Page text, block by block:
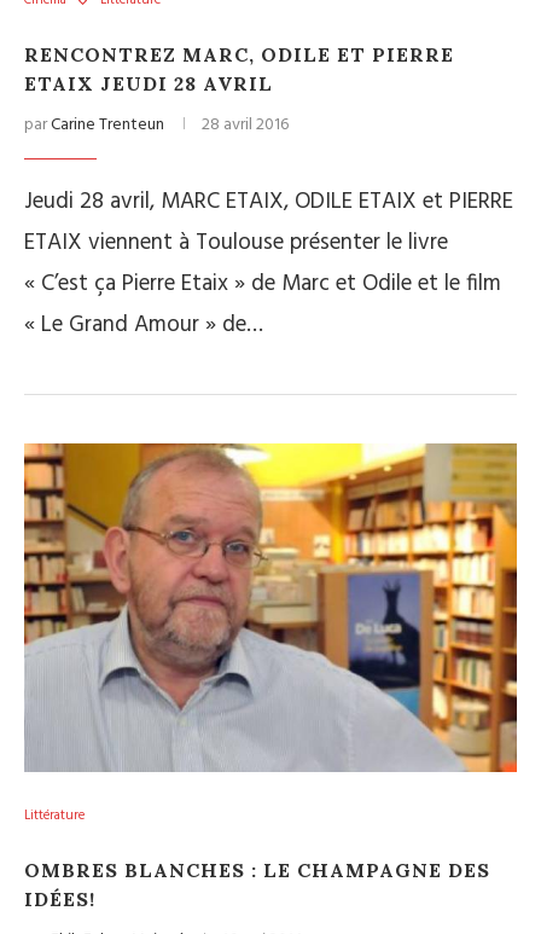
RENCONTREZ MARC, ODILE ET PIERRE
ETAIX JEUDI 28 AVRIL
parCarine Trenteun 28 avril 2016
Jeudi 28 avril, MARC ETAIX, ODILE ETAIX et PIERRE
ETAIX viennent à Toulouse présenter le livre
« C’est ça Pierre Etaix » de Marc et Odile et le film
« Le Grand Amour » de…
Littérature
OMBRES BLANCHES : LE CHAMPAGNE DES
IDÉES!